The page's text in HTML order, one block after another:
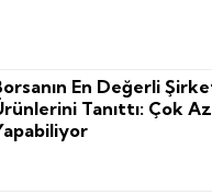
En Değerli
Tanıttı: Çok